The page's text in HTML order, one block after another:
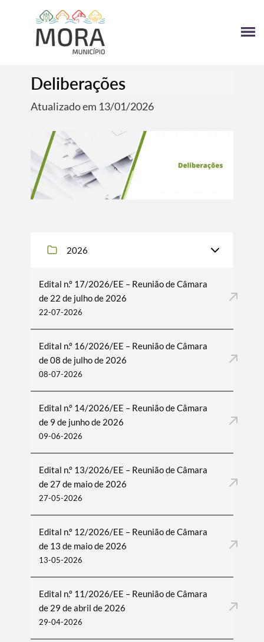
Deliberações
Atualizado em 13/01/2026
2026
Edital n.º 17/2026/EE – Reunião de Câmara
de 22 de julho de 2026
22-07-2026
Edital n.º 16/2026/EE – Reunião de Câmara
de 08 de julho de 2026
08-07-2026
Edital n.º 14/2026/EE – Reunião de Câmara
de 9 de junho de 2026
09-06-2026
Edital n.º 13/2026/EE – Reunião de Câmara
de 27 de maio de 2026
27-05-2026
Edital n.º 12/2026/EE – Reunião de Câmara
de 13 de maio de 2026
13-05-2026
Edital n.º 11/2026/EE – Reunião de Câmara
de 29 de abril de 2026
29-04-2026